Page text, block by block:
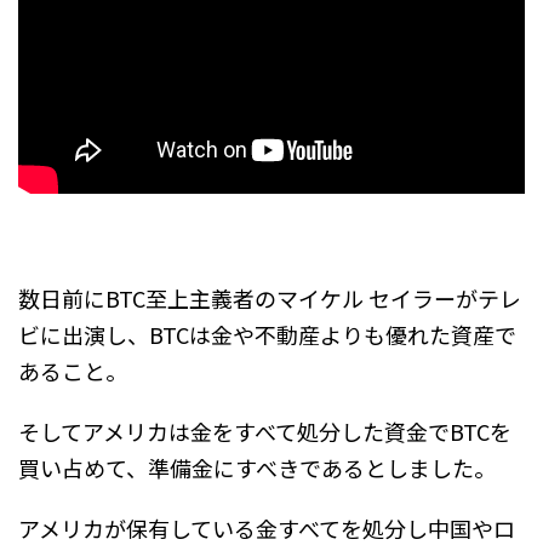
数日前にBTC至上主義者のマイケル セイラーがテレ
ビに出演し、BTCは金や不動産よりも優れた資産で
あること。
そしてアメリカは金をすべて処分した資金でBTCを
買い占めて、準備金にすべきであるとしました。
アメリカが保有している金すべてを処分し中国やロ